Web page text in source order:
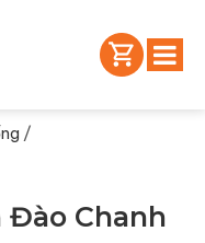
/
Đào Chanh